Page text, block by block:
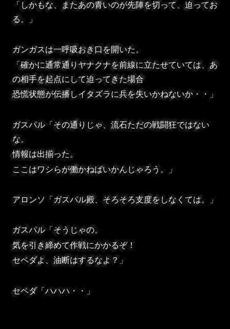
「しかもな、またあの青いのが先陣を切って、迫ってお
る。」
ガンガスは一呼吸おき口を開いた。
「確かに通常通りヤナクナを前線に立たせていては、あ
の相手を起点にして迫ってきた場合
恐慌状態が伝播しイタズラに兵を失いかねないか・・」
ガスパル「その通りじゃ、流石ただの戦闘狂ではない
な。
情報は出揃った。
ここはワシらが働かねばいかんじゃろう。」
アロンソ「ガスパル殿、そろそろ支度をしなくては。」
ガスパル「そうじゃの。
気を引き締めて作戦にかかるぞ！
セペダよ、油断はするなよ？」
セペダ「ハハハ・・」